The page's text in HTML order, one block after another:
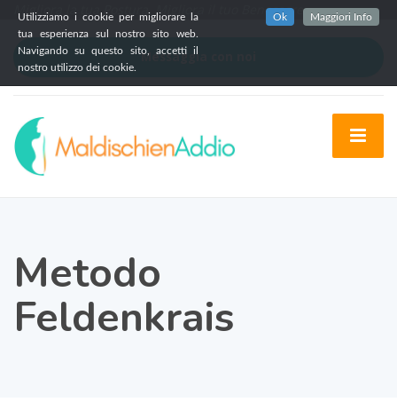
Migliora la tua Postura, Migliora il tuo Benessere.
Messaggia con noi
Metodo
Feldenkrais
Utilizziamo i cookie per migliorare la
tua esperienza sul nostro sito web.
Navigando su questo sito, accetti il
nostro utilizzo dei cookie.
Ok Maggiori Info